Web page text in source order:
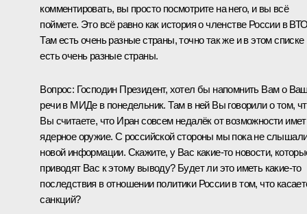
комментировать, вы просто посмотрите на него, и вы всё
поймете. Это всё равно как история о членстве России в
Там есть очень разные страны, точно так же и в этом списке
есть очень разные страны.
Вопрос: Господин Президент, хотел бы напомнить Вам о
речи в МИДе в понедельник. Там в ней Вы говорили о том,
Вы считаете, что Иран совсем недалёк от возможности
ядерное оружие. С российской стороны мы пока не
новой информации. Скажите, у Вас какие‑то новости,
приводят Вас к этому выводу? Будет ли это иметь какие‑то
последствия в отношении политики России в том, что
санкций?